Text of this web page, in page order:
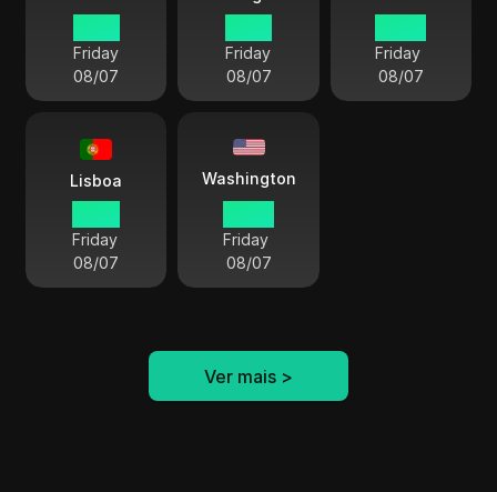
Friday
08/07
Friday
08/07
Friday
08/07
Lisboa
Friday
08/07
Washington
Friday
08/07
Ver mais >